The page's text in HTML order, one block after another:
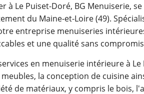
à Le Puiset-Doré, BG Menuiserie,
du Maine-et-Loire (49).
entreprise menuiseries
et une qualité sans
en menuiserie intérieure à
la conception de cuisine
de matériaux, y compris le bois,